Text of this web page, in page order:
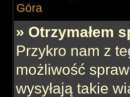
Góra
» Otrzymałem
Przykro nam z
możliwość
wysyłają takie